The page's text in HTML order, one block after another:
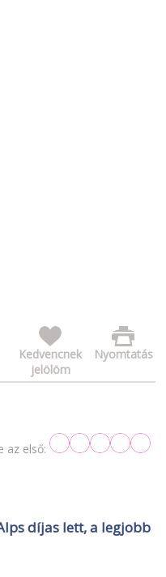
Nyomtatás
Kedvencnek
jelölöm
az első:
díjas lett, a legjobb